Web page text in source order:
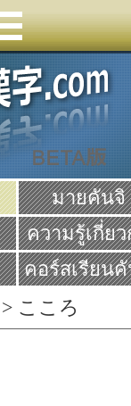
มายคันจิ
ความรู้เกี่ย
คันจิ
คอร์สเรียน
Yume
> こころ